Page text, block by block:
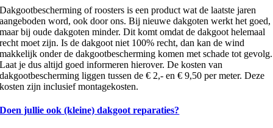
Dakgootbescherming of roosters is een product wat de laatste jaren
aangeboden word, ook door ons. Bij nieuwe dakgoten werkt het goed,
maar bij oude dakgoten minder. Dit komt omdat de dakgoot helemaal
recht moet zijn. Is de dakgoot niet 100% recht, dan kan de wind
makkelijk onder de dakgootbescherming komen met schade tot gevolg.
Laat je dus altijd goed informeren hierover. De kosten van
dakgootbescherming liggen tussen de € 2,- en € 9,50 per meter. Deze
kosten zijn inclusief montagekosten.
Doen jullie ook (kleine) dakgoot reparaties?